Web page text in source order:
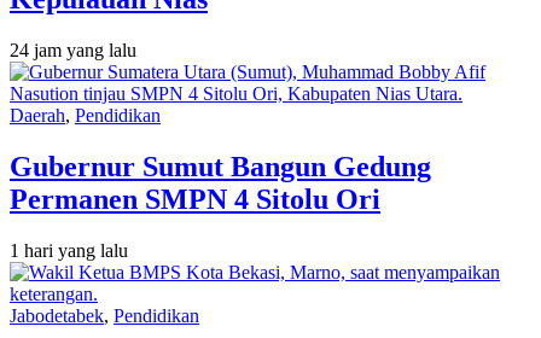
24 jam yang lalu
Daerah, Pendidikan
Gubernur Sumut Bangun Gedung
Permanen SMPN 4 Sitolu Ori
1 hari yang lalu
Jabodetabek, Pendidikan